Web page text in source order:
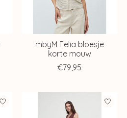
mbyM Felia bloesje
korte mouw
€79,95